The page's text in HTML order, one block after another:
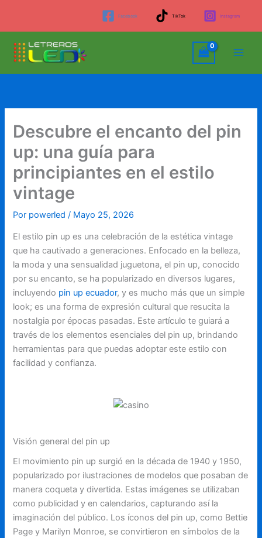
contenido
Facebook TikTok Instagram
Descubre el encanto del pin
up: una guía para
principiantes en el estilo
vintage
Por powerled/ Mayo 25, 2026
El estilo pin up es una celebración de la estética vintage
que ha cautivado a generaciones. Enfocado en la belleza,
la moda y una sensualidad juguetona, el pin up, conocido
por su encanto, se ha popularizado en diversos lugares,
incluyendo pin up ecuador, y es mucho más que un simple
look; es una forma de expresión cultural que resucita la
nostalgia por épocas pasadas. Este artículo te guiará a
través de los elementos esenciales del pin up, brindando
herramientas para que puedas adoptar este estilo con
facilidad y confianza.
Visión general del pin up
El movimiento pin up surgió en la década de 1940 y 1950,
popularizado por ilustraciones de modelos que posaban de
manera coqueta y divertida. Estas imágenes se utilizaban
como publicidad y en calendarios, capturando así la
imaginación del público. Los íconos del pin up, como Bettie
Page y Marilyn Monroe, se convirtieron en símbolos de la